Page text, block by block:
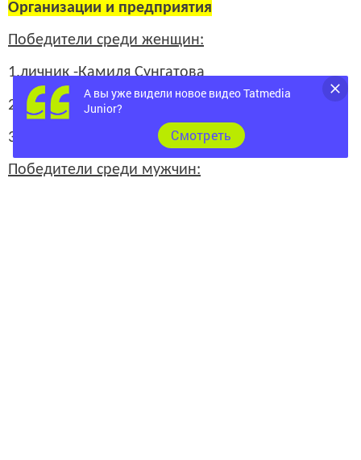
Организации и предприятия
Победители среди женщин:
1.личник -Камиля Сунгатова
2.Татьяна Гончарова, РЭС
3.Регина Галямиева, БТИ
Победители среди мужчин:
А вы уже видели новое видео Tatmedia
Junior?
Cмотреть